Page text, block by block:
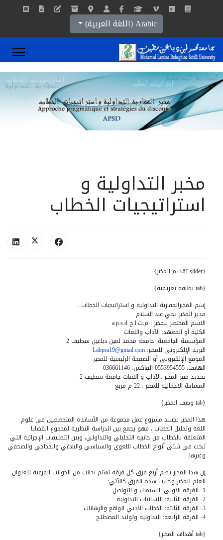
اختر لغتك
Arabic (اللغة العربية)
مخبر التداولية و
استراتيجيات الخطاب
{slider تقديم المخبر}
{tab بطاقة تعريفية}
إسم المخبرالمقاربة التداولية و استراتيجيات الخطاب .
مدير المخبر يحي عبد السلام
الاسم المختصر للمخبر : م.ت.ا.خ a.p.s.d
الكلية أو المعهد: الآداب واللغات
المؤسسة الجامعية: جامعة محمد لمين دباغين سطيف 2
البريد الإلكتروني للمخبر: Labpra19@gmail.com
الموقع الإلكتروني أو الصفحة الرئيسية للمخبر:
الهاتف: 0553954555 الفاكس: 036661146
تحديد مقر المخبر :الآداب و اللغات جامعة سطيف 2
المساحة الاجمالية للمخبر : 22 م مربع
{tab وصف المخبر}
هذا المخبر يجسد مشروع عمل مجموعة من الأساتذة المتخصصين في علوم
اللغة وتحليل الخطاب ، فهو يجمع بين الدراسة النظرية لمجموع القضايا
المتعلقة بالخطاب من جانبيه التحليلي والتداولي، وبين التطبيقات الإجرائية التي
تبحث في شتى أنواع الخطاب اللغوي والسياسي والبلاغي والحجاجي والصحفي
وغيرها.
إن هذا المخبر يضم أربع فرق كل فرقة تهتم بجانب من الجوانب الفرعية للعنوان
العام للمخبر وجاءت هذه الفرق كالآتي:
1- الفرقة الأولى: السيمياء و التواصل
2- الفرقة الثانية: اللسانيات التداولية
3- الفرقة الثالثة: الخطاب الأدبي الواقع والرهانات
4- الفرقة الرابعة: التداولية وتوليد المصطلح
{tab أهداف المخبر}